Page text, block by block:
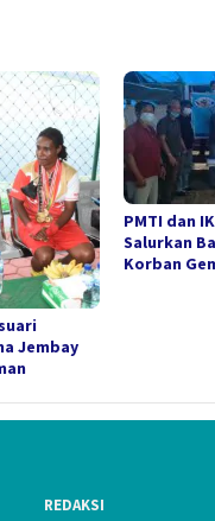
Jembay
PMTI dan
Salurkan
Korban
REDAKSI